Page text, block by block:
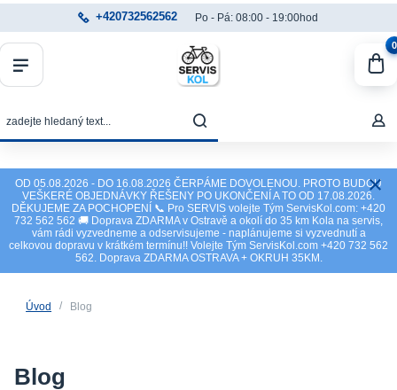
OD 05.08.2026 - DO 16.08.2026 ČERPÁME DOVOLENOU. PROTO BUDOU
VEŠKERÉ OBJEDNÁVKY ŘEŠENY PO UKONČENÍ A TO OD 17.08.2026.
DĚKUJEME ZA POCHOPENÍ 📞 Pro SERVIS volejte Tým ServisKol.com: +420
732 562 562 🚚 Doprava ZDARMA v Ostravě a okolí do 35 km Kola na servis,
vám rádi vyzvedneme a odservisujeme - naplánujeme si vyzvednutí a
celkovou dopravu v krátkém termínu!! Volejte Tým ServisKol.com +420 732 562
562. Doprava ZDARMA OSTRAVA + OKRUH 35KM.
+420732562562 Po - Pá: 08:00 - 19:00hod
0
Úvod Blog
Blog